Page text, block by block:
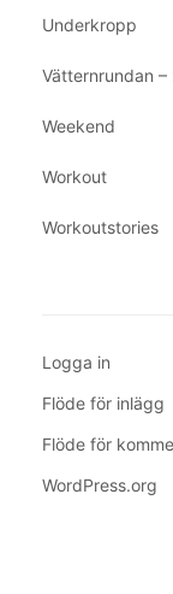
Underkropp
Vätternrundan –
Weekend
Workout
Workoutstories
Logga in
Flöde för inlägg
Flöde för
WordPress.org